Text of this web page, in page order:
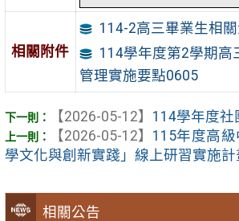
相關公告
相關附件
114-2高三畢業生相
114學年度第2學期高
管理實施要點0605
【2026-05-12】 114學年度社
【2026-05-12】 115年度高
學文化與創新實踐」線上研習實施計